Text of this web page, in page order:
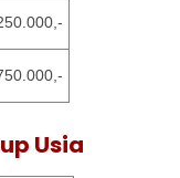
Usia